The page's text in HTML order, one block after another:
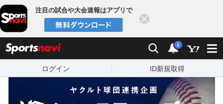
注目の試合や大会速報はアプリで
検索
通知数：
i
ログイン ID新規取得